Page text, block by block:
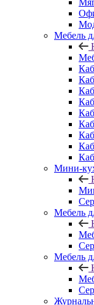
Мебель
Мини-
Мебель
Мебель